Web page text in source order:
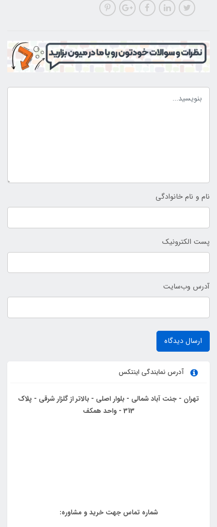
نام و نام خانوادگی
پست الکترونیک
آدرس وب‌سایت
ارسال دیدگاه
آدرس نمایندگی اینتکس
تهران - جنت آباد شمالی - بلوار اصلی - بالاتر از گلزار شرقی - پلاک
313 - واحد همکف
شماره تماس جهت خرید و مشاوره: